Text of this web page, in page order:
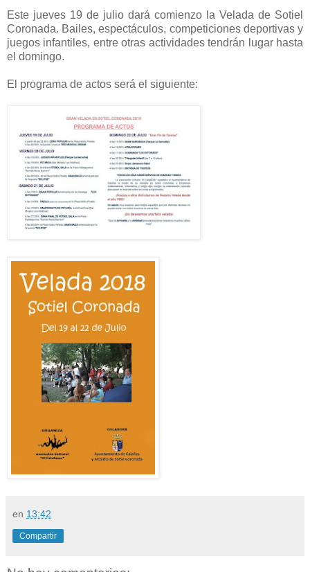
Este jueves 19 de julio dará comienzo la Velada de Sotiel
Coronada. Bailes, espectáculos, competiciones deportivas y
juegos infantiles, entre otras actividades tendrán lugar hasta
el domingo.
El programa de actos será el siguiente:
en 13:42
Compartir